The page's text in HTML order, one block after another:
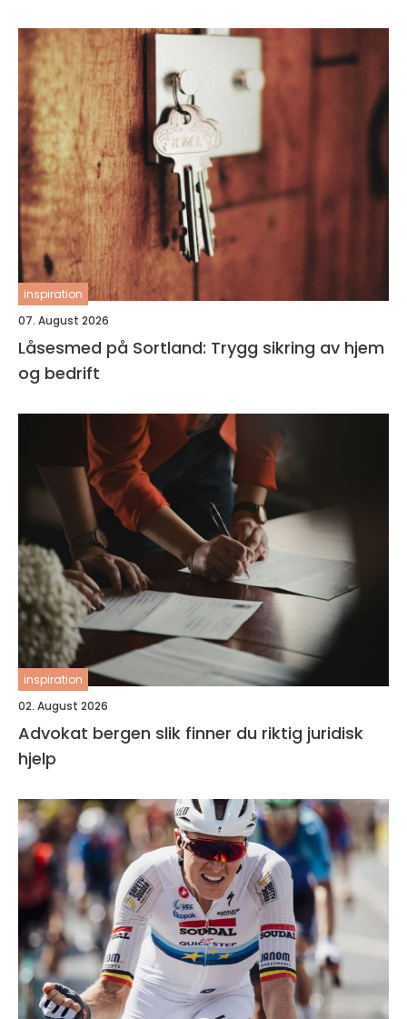
inspiration
07. August 2026
Låsesmed på Sortland: Trygg sikring av hjem
og bedrift
inspiration
02. August 2026
Advokat bergen slik finner du riktig juridisk
hjelp